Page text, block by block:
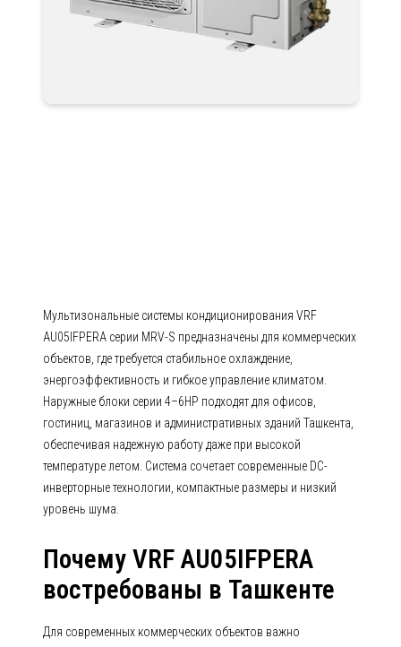
Мультизональные системы кондиционирования VRF
AU05IFPERA серии MRV-S предназначены для коммерческих
объектов, где требуется стабильное охлаждение,
энергоэффективность и гибкое управление климатом.
Наружные блоки серии 4–6HP подходят для офисов,
гостиниц, магазинов и административных зданий Ташкента,
обеспечивая надежную работу даже при высокой
температуре летом. Система сочетает современные DC-
инверторные технологии, компактные размеры и низкий
уровень шума.
Почему VRF AU05IFPERA
востребованы в Ташкенте
Для современных коммерческих объектов важно